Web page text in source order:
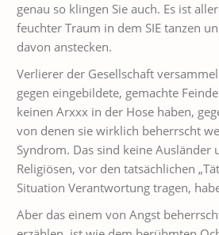
genau so klingen Sie auch. Es ist
feuchter Traum in dem SIE tanzen
davon anstecken.
Verlierer der Gesellschaft
gegen eingebildete, gemachte
keinen Arxxx in der Hose haben,
von denen sie wirklich beherrscht
Syndrom. Das sind keine Ausländer
Religiösen, vor den tatsächlichen
Situation Verantwortung tragen,
Aber das einem von Angst